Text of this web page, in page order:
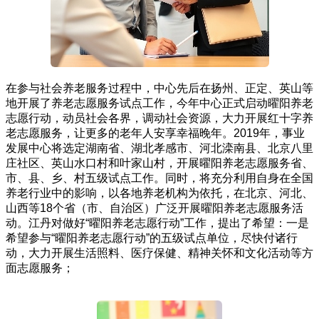
在参与社会养老服务过程中，中心先后在扬州、正定、英山等
地开展了养老志愿服务试点工作，今年中心正式启动曜阳养老
志愿行动，动员社会各界，调动社会资源，大力开展红十字养
老志愿服务，让更多的老年人安享幸福晚年。2019年，事业
发展中心将选定湖南省、湖北孝感市、河北滦南县、北京八里
庄社区、英山水口村和叶家山村，开展曜阳养老志愿服务省、
市、县、乡、村五级试点工作。同时，将充分利用自身在全国
养老行业中的影响，以各地养老机构为依托，在北京、河北、
山西等18个省（市、自治区）广泛开展曜阳养老志愿服务活
动。江丹对做好“曜阳养老志愿行动”工作，提出了希望：一是
希望参与“曜阳养老志愿行动”的五级试点单位，尽快付诸行
动，大力开展生活照料、医疗保健、精神关怀和文化活动等方
面志愿服务；